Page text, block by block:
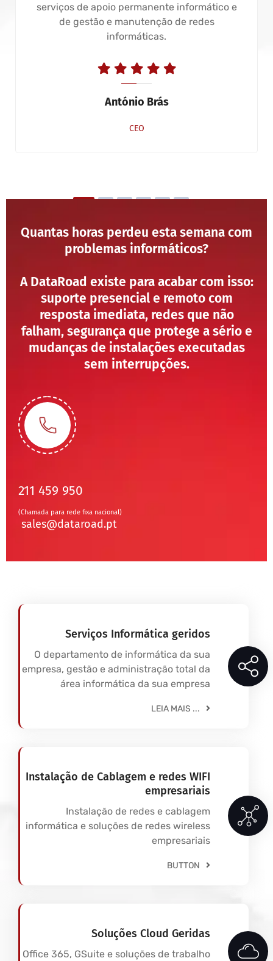
serviços de apoio permanente informático e
de gestão e manutenção de redes
informáticas.
António Brás
CEO
Quantas horas perdeu esta semana com
problemas informáticos?
A DataRoad existe para acabar com isso:
suporte presencial e remoto com
resposta imediata, redes que não
falham, segurança que protege a sério e
mudanças de instalações executadas
sem interrupções.
211 459 950
(Chamada para rede fixa nacional)
sales@dataroad.pt
Serviços Informática geridos
O departamento de informática da sua
empresa, gestão e administração total da
área informática da sua empresa
LEIA MAIS ...
Instalação de Cablagem e redes WIFI
empresariais
Instalação de redes e cablagem
informática e soluções de redes wireless
empresariais
BUTTON
Soluções Cloud Geridas
Office 365, GSuite e soluções de trabalho